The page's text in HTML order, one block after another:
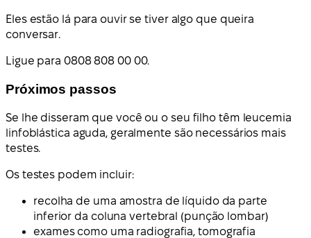
Eles estão lá para ouvir se tiver algo que queira
conversar.
Ligue para 0808 808 00 00.
Próximos passos
Se lhe disseram que você ou o seu filho têm leucemia
linfoblástica aguda, geralmente são necessários mais
testes.
Os testes podem incluir:
recolha de uma amostra de líquido da parte
inferior da coluna vertebral (punção lombar)
exames como uma radiografia, tomografia